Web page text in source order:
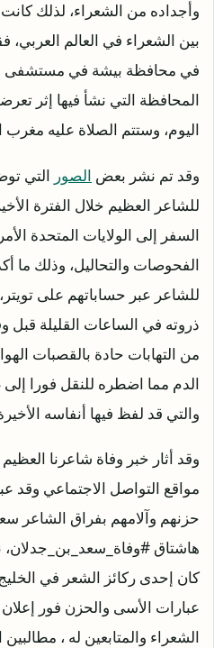
وأجداده من الشعراء، لذلك
بين الشعراء في العالم العربي،
في محافظة بيشة في مستشفى
المحافظة التي نشأ فيها إثر
اليوم، وستتم الصلاة عليه
وقد تم نشر بعض الصور التي
للشاعر العظيم خلال الفترة
السفر إلى الولايات المتحدة
الفحوصات والتحاليل، وذلك ما
للشاعر عبر حساباتهم على
ذروته في الساعات القليلة قبل
من التهابات حادة بالقصبات
الدم مما اضطره للنقل فورا إلى
والتي قد لفظ فيها أنفاسه
وقد أثار خبر وفاة شاعرنا
مواقع التواصل الاجتماعي وقد
حزنهم وآلامهم بفراق الشاعر
هاشتاق #وفاة_سعد_بن_جدلان،
كان إحدى ركائز الشعر في الخليج
عبارات الأسى والحزن فور
الشعراء والمتابعين له ،